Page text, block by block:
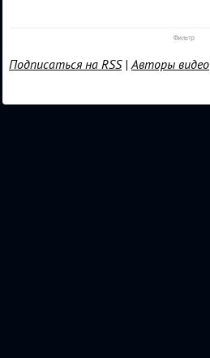
Подписаться на RSS|Авторы видео